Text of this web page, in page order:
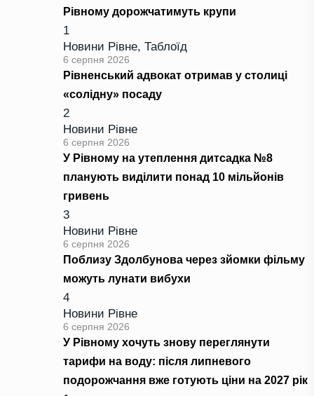
Рівному дорожчатимуть крупи
1
Новини Рівне, Таблоїд
6 серпня 2026
Рівненський адвокат отримав у столиці
«солідну» посаду
2
Новини Рівне
6 серпня 2026
У Рівному на утеплення дитсадка №8
планують виділити понад 10 мільйонів
гривень
3
Новини Рівне
6 серпня 2026
Поблизу Здолбунова через зйомки фільму
можуть лунати вибухи
4
Новини Рівне
6 серпня 2026
У Рівному хочуть знову переглянути
тарифи на воду: після липневого
подорожчання вже готують ціни на 2027 рік